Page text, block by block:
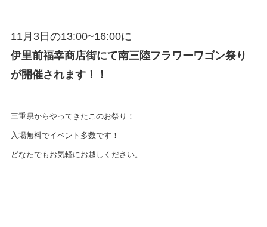
11月3日の13:00~16:00に
伊里前福幸商店街にて南三陸フラワーワゴン祭り
が開催されます！！
三重県からやってきたこのお祭り！
入場無料でイベント多数です！
どなたでもお気軽にお越しください。